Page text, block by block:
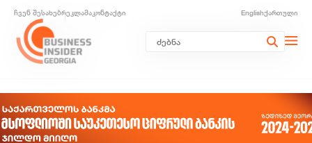
ჩვენ შესახებრეკლამაკონტაქტი Englishქართული